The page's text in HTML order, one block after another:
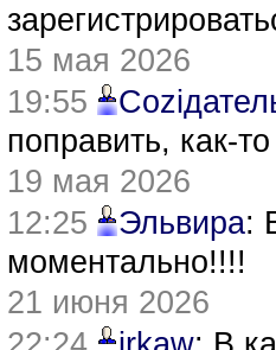
15 мая 2026
19:55
поправить, как-
19 мая 2026
12:25
Эльвира:
моментально!!!!
21 июня 2026